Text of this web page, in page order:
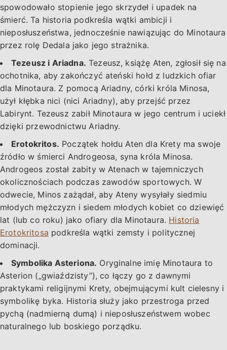
spowodowało stopienie jego skrzydeł i upadek na
śmierć. Ta historia podkreśla wątki ambicji i
nieposłuszeństwa, jednocześnie nawiązując do Minotaura
przez rolę Dedala jako jego strażnika.
Tezeusz i Ariadna. Tezeusz, książę Aten, zgłosił się na
ochotnika, aby zakończyć ateński hołd z ludzkich ofiar
dla Minotaura. Z pomocą Ariadny, córki króla Minosa,
użył kłębka nici (nici Ariadny), aby przejść przez
Labirynt. Tezeusz zabił Minotaura w jego centrum i uciekł
dzięki przewodnictwu Ariadny.
Erotokritos. Początek hołdu Aten dla Krety ma swoje
źródło w śmierci Androgeosa, syna króla Minosa.
Androgeos został zabity w Atenach w tajemniczych
okolicznościach podczas zawodów sportowych. W
odwecie, Minos zażądał, aby Ateny wysyłały siedmiu
młodych mężczyzn i siedem młodych kobiet co dziewięć
lat (lub co roku) jako ofiary dla Minotaura. Historia
Erotokritosa podkreśla wątki zemsty i politycznej
dominacji.
Symbolika Asteriona. Oryginalne imię Minotaura to
Asterion („gwiaździsty”), co łączy go z dawnymi
praktykami religijnymi Krety, obejmującymi kult cielesny i
symbolikę byka. Historia służy jako przestroga przed
pychą (nadmierną dumą) i nieposłuszeństwem wobec
naturalnego lub boskiego porządku.